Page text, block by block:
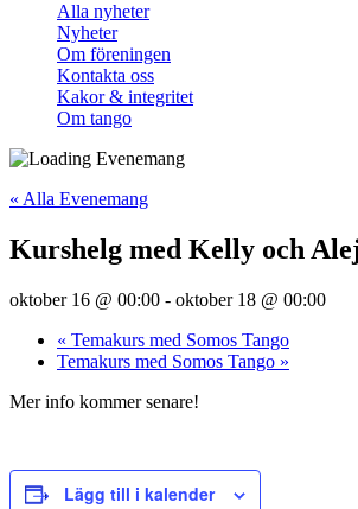
Alla nyheter
Nyheter
Om föreningen
Kontakta oss
Kakor & integritet
Om tango
« Alla Evenemang
Kurshelg med Kelly och
oktober 16 @ 00:00 - oktober 18 @ 00:00
« Temakurs med Somos Tango
Temakurs med Somos Tango »
Mer info kommer senare!
Lägg till i kalender